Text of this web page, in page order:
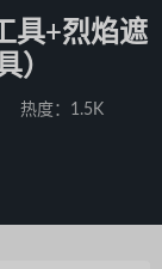
具+烈焰遮
）
热度：1.5K